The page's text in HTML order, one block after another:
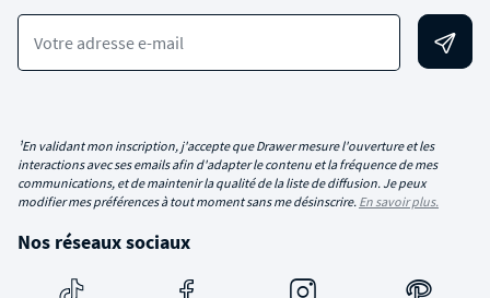
Votre adresse e-mail
¹En validant mon inscription, j'accepte que Drawer mesure l'ouverture et les
interactions avec ses emails afin d'adapter le contenu et la fréquence de mes
communications, et de maintenir la qualité de la liste de diffusion. Je peux
modifier mes préférences à tout moment sans me désinscrire. En savoir plus.
Nos réseaux sociaux